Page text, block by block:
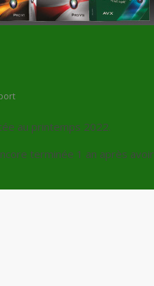
au printemps 2022.
terminée 1 an après avoir